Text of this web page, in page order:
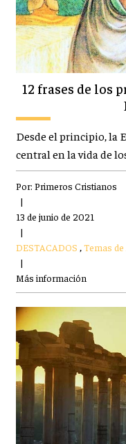
12 frases de los
Desde el principio, la
central en la vida de
Por: Primeros Cristianos
|
13 de junio de 2021
|
DESTACADOS ,Temas
|
Más información